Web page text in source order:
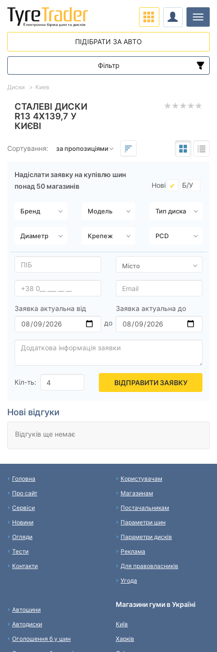
СТАЛЕВІ ДИСКИ
R13 4X139,7 У
КИЄВІ
Сортування:
Надіслати заявку на купівлю шин
понад 50 магазинів
Нові Б/У
Заявка актуальна від Заявка актуальна до
Кіл-ть: ВІДПРАВИТИ ЗАЯВКУ
Нові відгуки
Відгуків ще немає
Диски Киев
ПІДІБРАТИ ЗА АВТО
Фільтр
Діапазон цін
від
Ступиця (dia)
від до
Усі бренди
Тип диска
Скинути Підібрати
Головна
Про сайт
Сервіси
Новини
Огляди
Тести
Контакти
Користувачам
Магазинам
Постачальникам
Параметри шин
Параметри дисків
Реклама
Для правовласників
Угода
Автошини
Автодиски
Оголошення б у шин
Магазини гуми в Україні
Київ
Харків